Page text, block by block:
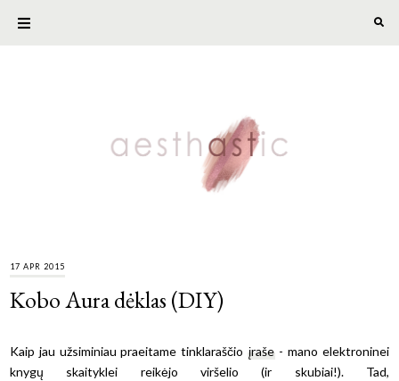
17 APR 2015
Kobo Aura dėklas (DIY)
Kaip jau užsiminiau praeitame tinklaraščio įraše - mano elektroninei
knygų skaityklei reikėjo viršelio (ir skubiai!). Tad,